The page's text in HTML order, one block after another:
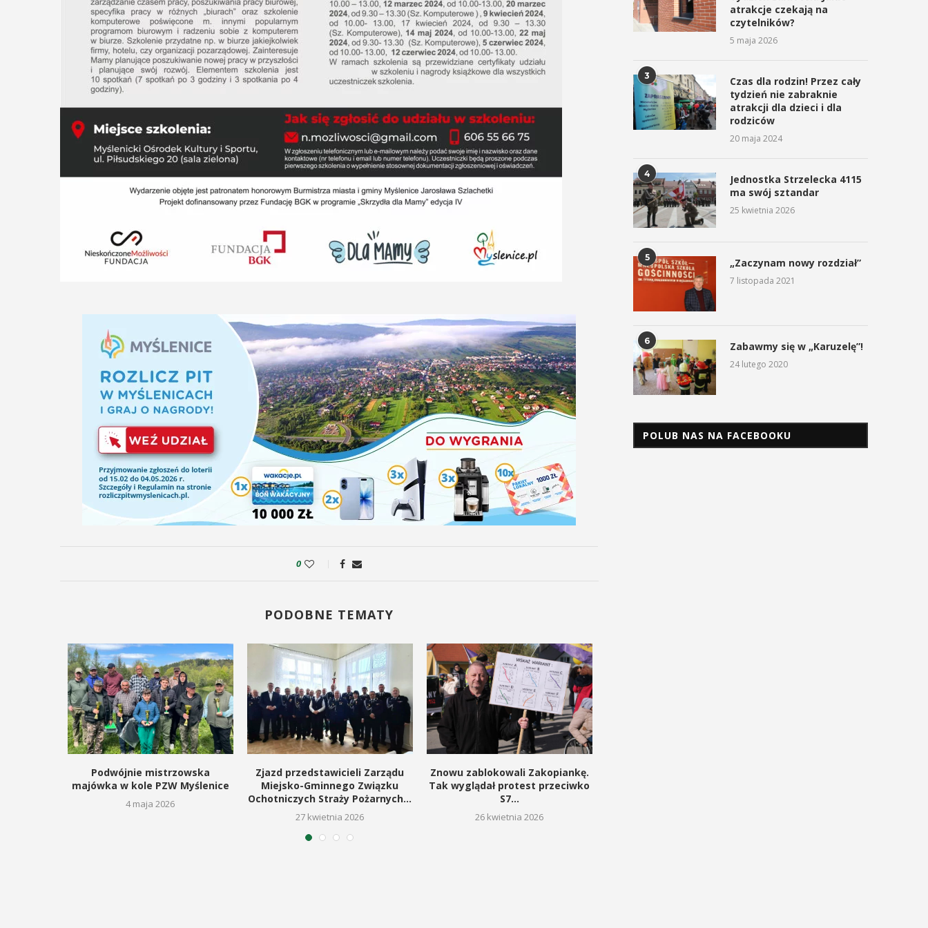
0
PODOBNE TEMATY
Podwójnie mistrzowska
majówka w kole PZW Myślenice
4 maja 2026
Zjazd przedstawicieli Zarządu
Miejsko-Gminnego Związku
Ochotniczych Straży Pożarnych...
27 kwietnia 2026
Znowu zablokowali Zakopiankę.
Tak wyglądał protest przeciwko
S7...
26 kwietnia 2026
atrakcje czekają na
czytelników?
5 maja 2026
3
Czas dla rodzin! Przez cały
tydzień nie zabraknie
atrakcji dla dzieci i dla
rodziców
20 maja 2024
4
Jednostka Strzelecka 4115
ma swój sztandar
25 kwietnia 2026
5 „Zaczynam nowy rozdział”
7 listopada 2021
6 Zabawmy się w „Karuzelę”!
24 lutego 2020
POLUB NAS NA FACEBOOKU